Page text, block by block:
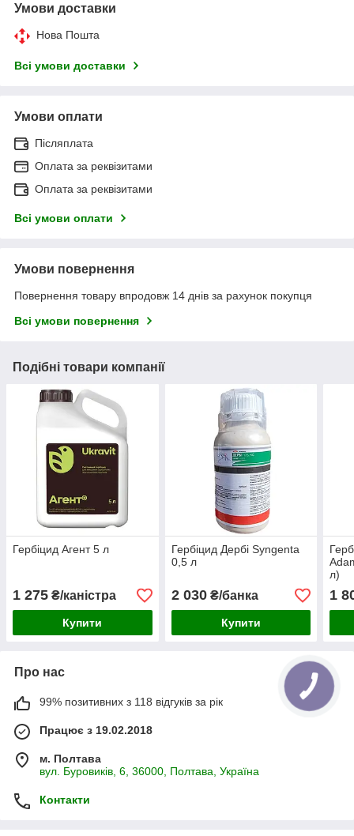
Умови доставки
Нова Пошта
Всі умови доставки
Умови оплати
Післяплата
Оплата за реквізитами
Оплата за реквізитами
Всі умови оплати
Умови повернення
Повернення товару впродовж 14 днів за рахунок покупця
Всі умови повернення
Подібні товари компанії
Гербіцид Агент 5 л
1 275 ₴/каністра
Купити
Гербіцид Дербі Syngenta
0,5 л
2 030₴/банка
Купити
л)
1
Про нас
99% позитивних з 118 відгуків за рік
Працює з 19.02.2018
м. Полтава
вул. Буровиків, 6, 36000, Полтава, Україна
Контакти